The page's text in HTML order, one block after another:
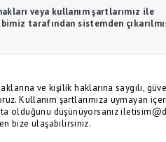
veya kullanım şartlarımız ile
tarafından sistemden
ve kişilik haklarına saygılı,
Kullanım şartlarımıza uymayan
olduğunu düşünüyorsanız
bize ulaşabilirsiniz.